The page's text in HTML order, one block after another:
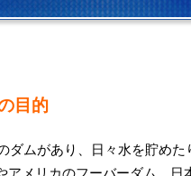
目的
ダムがあり、日々水を貯めた